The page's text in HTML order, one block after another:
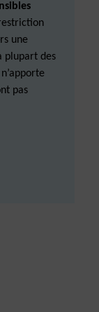
une
plupart des
pas